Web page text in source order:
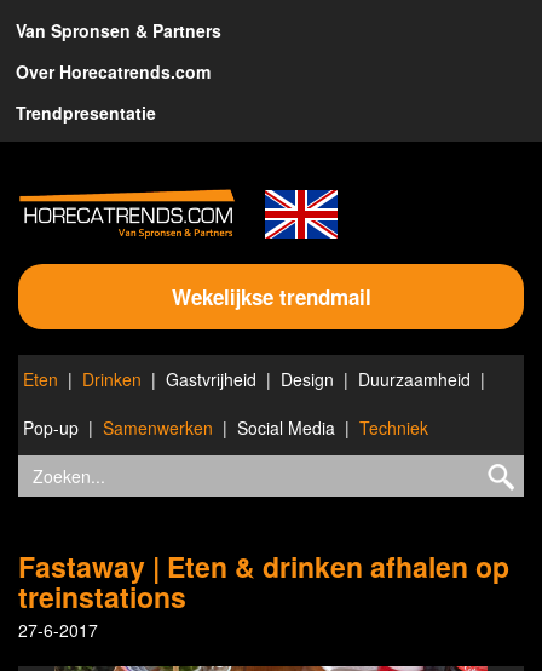
Van Spronsen & Partners
Over Horecatrends.com
Trendpresentatie
Wekelijkse trendmail
Eten Drinken Gastvrijheid Design
Duurzaamheid
Pop-up
Samenwerken Social Media Techniek
Fastaway | Eten & drinken afhalen op
treinstations
27-6-2017